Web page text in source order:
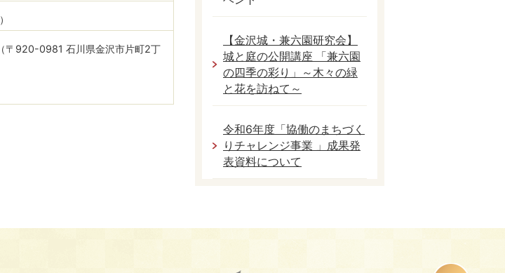
〒920-0981 石川県金沢市片町2丁
【金沢城・兼六園研究会】
城と庭の公開講座 「兼六園
の四季の彩り」～木々の緑
と花を訪ねて～
令和6年度「協働のまちづく
りチャレンジ事業 」成果発
表資料について